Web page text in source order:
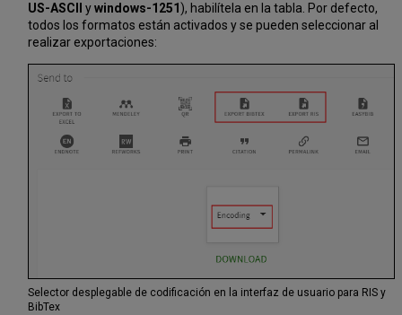
US-ASCII
ywindows-1251 ), habilítela en la tabla. Por defecto,
todos los formatos están activados y se pueden seleccionar al
realizar exportaciones:
Selector desplegable de codificación en la interfaz de usuario para RIS y
BibTex